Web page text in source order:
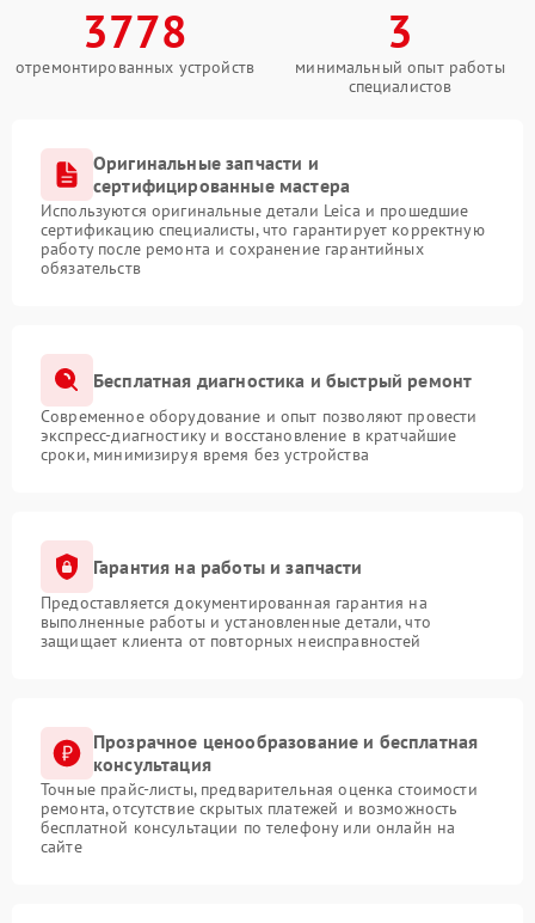
3778
отремонтированных устройств
3
минимальный опыт работы
специалистов
Оригинальные запчасти и
сертифицированные мастера
Используются оригинальные детали Leica и прошедшие
сертификацию специалисты, что гарантирует корректную
работу после ремонта и сохранение гарантийных
обязательств
Бесплатная диагностика и быстрый ремонт
Современное оборудование и опыт позволяют провести
экспресс-диагностику и восстановление в кратчайшие
сроки, минимизируя время без устройства
Гарантия на работы и запчасти
Предоставляется документированная гарантия на
выполненные работы и установленные детали, что
защищает клиента от повторных неисправностей
Прозрачное ценообразование и бесплатная
консультация
Точные прайс-листы, предварительная оценка стоимости
ремонта, отсутствие скрытых платежей и возможность
бесплатной консультации по телефону или онлайн на
сайте